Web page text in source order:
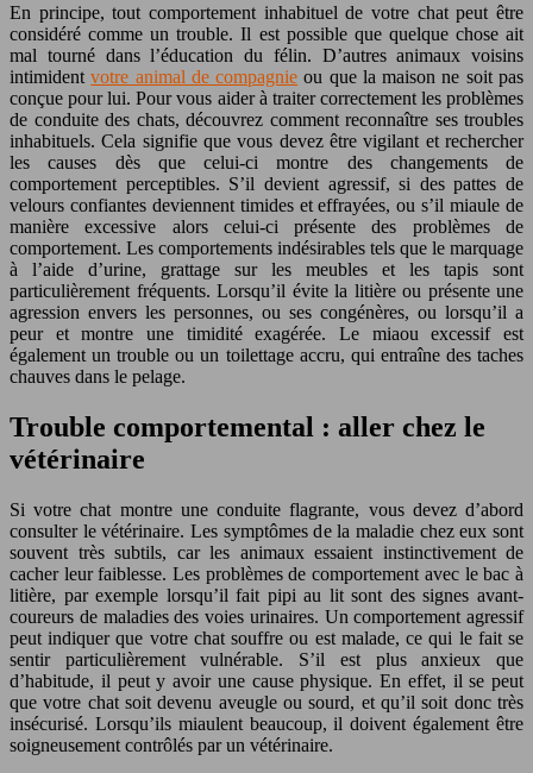
En principe, tout comportement inhabituel de votre chat peut être
considéré comme un trouble. Il est possible que quelque chose ait
mal tourné dans l’éducation du félin. D’autres animaux voisins
intimidentvotre animal de compagnie ou que la maison ne soit pas
conçue pour lui. Pour vous aider à traiter correctement les problèmes
de conduite des chats, découvrez comment reconnaître ses troubles
inhabituels. Cela signifie que vous devez être vigilant et rechercher
les causes dès que celui-ci montre des changements de
comportement perceptibles. S’il devient agressif, si des pattes de
velours confiantes deviennent timides et effrayées, ou s’il miaule de
manière excessive alors celui-ci présente des problèmes de
comportement. Les comportements indésirables tels que le marquage
à l’aide d’urine, grattage sur les meubles et les tapis sont
particulièrement fréquents. Lorsqu’il évite la litière ou présente une
agression envers les personnes, ou ses congénères, ou lorsqu’il a
peur et montre une timidité exagérée. Le miaou excessif est
également un trouble ou un toilettage accru, qui entraîne des taches
chauves dans le pelage.
Trouble comportemental : aller chez le
vétérinaire
Si votre chat montre une conduite flagrante, vous devez d’abord
consulter le vétérinaire. Les symptômes de la maladie chez eux sont
souvent très subtils, car les animaux essaient instinctivement de
cacher leur faiblesse. Les problèmes de comportement avec le bac à
litière, par exemple lorsqu’il fait pipi au lit sont des signes avant-
coureurs de maladies des voies urinaires. Un comportement agressif
peut indiquer que votre chat souffre ou est malade, ce qui le fait se
sentir particulièrement vulnérable. S’il est plus anxieux que
d’habitude, il peut y avoir une cause physique. En effet, il se peut
que votre chat soit devenu aveugle ou sourd, et qu’il soit donc très
insécurisé. Lorsqu’ils miaulent beaucoup, il doivent également être
soigneusement contrôlés par un vétérinaire.